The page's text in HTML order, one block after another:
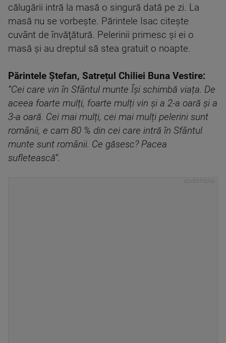
călugării intră la masă o singură dată pe zi. La
masă nu se vorbeşte. Părintele Isac citeşte
cuvânt de învăţătură. Pelerinii primesc şi ei o
masă şi au dreptul să stea gratuit o noapte.
Părintele Ştefan, Satrețul Chiliei Buna Vestire:
”Cei care vin în Sfântul munte Își schimbă viața. De
aceea foarte mulți, foarte mulți vin și a 2-a oară și a
3-a oară. Cei mai mulți, cei mai mulți pelerini sunt
românii, e cam 80 % din cei care intră în Sfântul
munte sunt românii. Ce găsesc? Pacea
sufletească”.